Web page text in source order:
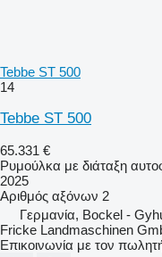
Tebbe ST 500
14
Tebbe ST 500
65.331 €
Ρυμούλκα με διάταξη
2025
Αριθμός αξόνων 2
Γερμανία, Bockel -
Fricke Landmaschinen
Επικοινωνία με τον